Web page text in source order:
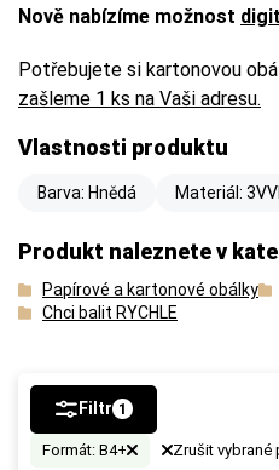
Nově nabízíme možnost
Potřebujete si kartonovou
zašleme 1 ks na Vaši adresu.
Vlastnosti produktu
Barva: Hnědá Materiál:
Produkt naleznete v
Papírové a kartonové obálky
Chci balit RYCHLE
Filtr 1
Formát: B4+ Zrušit vybrané